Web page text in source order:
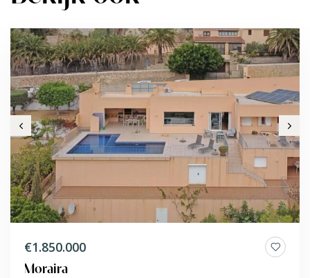
€1.850.000
Moraira